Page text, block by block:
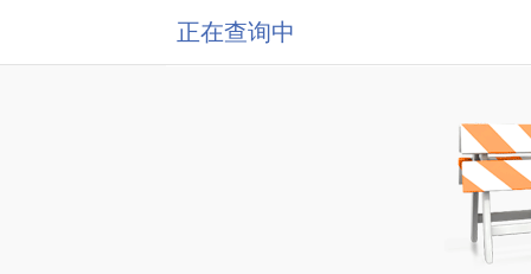
正在查询中